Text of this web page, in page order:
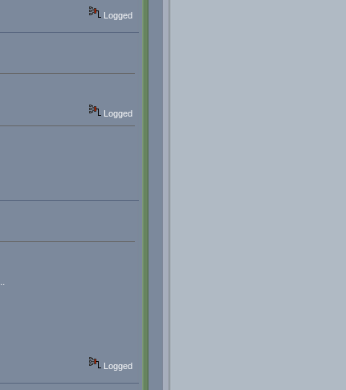
Logged
Logged
Logged